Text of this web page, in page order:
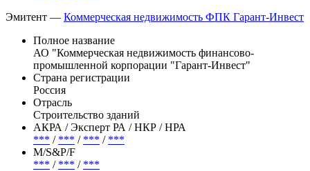
Эмитент — Коммерческая недвижимость ФПК Гарант-Инвест
Полное название
АО "Коммерческая недвижимость финансово-
промышленной корпорации "Гарант-Инвест"
Страна регистрации
Россия
Отрасль
Строительство зданий
АКРА / Эксперт РА / НКР / НРА
*** / *** / *** / ***
М/S&P/F
*** / *** / ***